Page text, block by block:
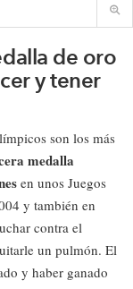
de oro
y tener
son los más
medalla
en unos Juegos
y también en
contra el
un pulmón. El
y haber ganado